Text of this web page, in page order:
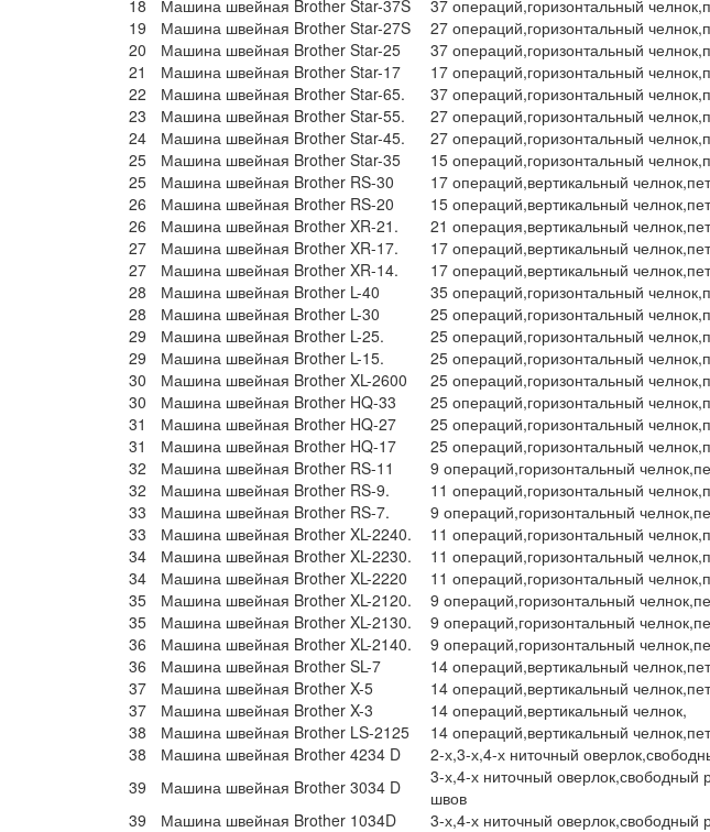
18
Машина швейная Brother Star-37S 37 операций,горизонтальный
19
Машина швейная Brother Star-27S 27 операций,горизонтальный
20
Машина швейная Brother Star-25 37 операций,горизонтальный
21
Машина швейная Brother Star-17 17 операций,горизонтальный
22
Машина швейная Brother Star-65. 37 операций,горизонтальный
23
Машина швейная Brother Star-55. 27 операций,горизонтальный
24
Машина швейная Brother Star-45. 27 операций,горизонтальный
25
Машина швейная Brother Star-35 15 операций,горизонтальный
25
Машина швейная Brother RS-30
17 операций,вертикальный
26
Машина швейная Brother RS-20 15 операций,вертикальный
26
Машина швейная Brother XR-21. 21 операция,вертикальный
27
Машина швейная Brother XR-17. 17 операций,вертикальный
27
Машина швейная Brother XR-14. 17 операций,вертикальный
28
Машина швейная Brother L-40
35 операций,горизонтальный
28
Машина швейная Brother L-30 25 операций,горизонтальный
29
Машина швейная Brother L-25. 25 операций,горизонтальный
29
Машина швейная Brother L-15. 25 операций,горизонтальный
30
Машина швейная Brother XL-2600
25 операций,горизонтальный
30
Машина швейная Brother HQ-33 25 операций,горизонтальный
31
Машина швейная Brother HQ-27 25 операций,горизонтальный
31
Машина швейная Brother HQ-17 25 операций,горизонтальный
32
Машина швейная Brother RS-11 9 операций,горизонтальный
32
Машина швейная Brother RS-9. 11 операций,горизонтальный
33
Машина швейная Brother RS-7. 9 операций,горизонтальный
33
Машина швейная Brother XL-2240. 11 операций,горизонтальный
34
Машина швейная Brother XL-2230. 11 операций,горизонтальный
34
Машина швейная Brother XL-2220
11 операций,горизонтальный
35
Машина швейная Brother XL-2120.
9 операций,горизонтальный
35
Машина швейная Brother XL-2130.
9 операций,горизонтальный
36
Машина швейная Brother XL-2140.
9 операций,горизонтальный
36
Машина швейная Brother SL-7 14 операций,вертикальный
37
Машина швейная Brother X-5 14 операций,вертикальный
37
Машина швейная Brother X-3 14 операций,вертикальный челнок,
38
Машина швейная Brother LS-2125 14 операций,вертикальный
38
Машина швейная Brother 4234 D 2-х,3-х,4-х ниточный
39
Машина швейная Brother 3034 D
3-х,4-х ниточный оверлок,свободный
швов
39
Машина швейная Brother 1034D 3-х,4-х ниточный оверлок,свободный